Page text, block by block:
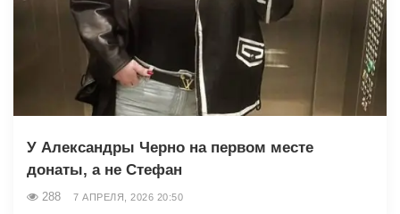
У Александры Черно на первом месте
донаты, а не Стефан
288 7 АПРЕЛЯ, 2026 20:50